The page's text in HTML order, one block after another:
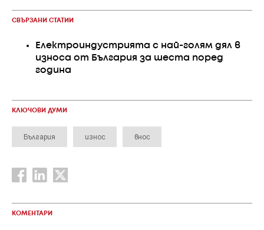
СВЪРЗАНИ СТАТИИ
Електроиндустрията с най-голям дял в
износа от България за шеста поред
година
КЛЮЧОВИ ДУМИ
България износ внос
КОМЕНТАРИ